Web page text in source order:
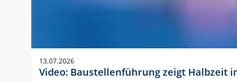
13.07.2026
Video: Baustellenführung zeigt Halbzeit